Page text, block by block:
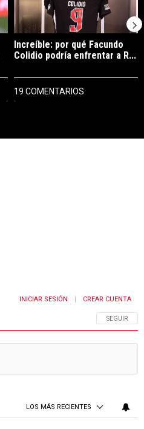
Increíble: por qué Facundo
Colidio podría enfrentar a R...
19 COMENTARIOS
SIGA ESTA
SEGUIR
INICIAR SESIÓN CREAR CUENTA
LOS MÁS RECIENTES